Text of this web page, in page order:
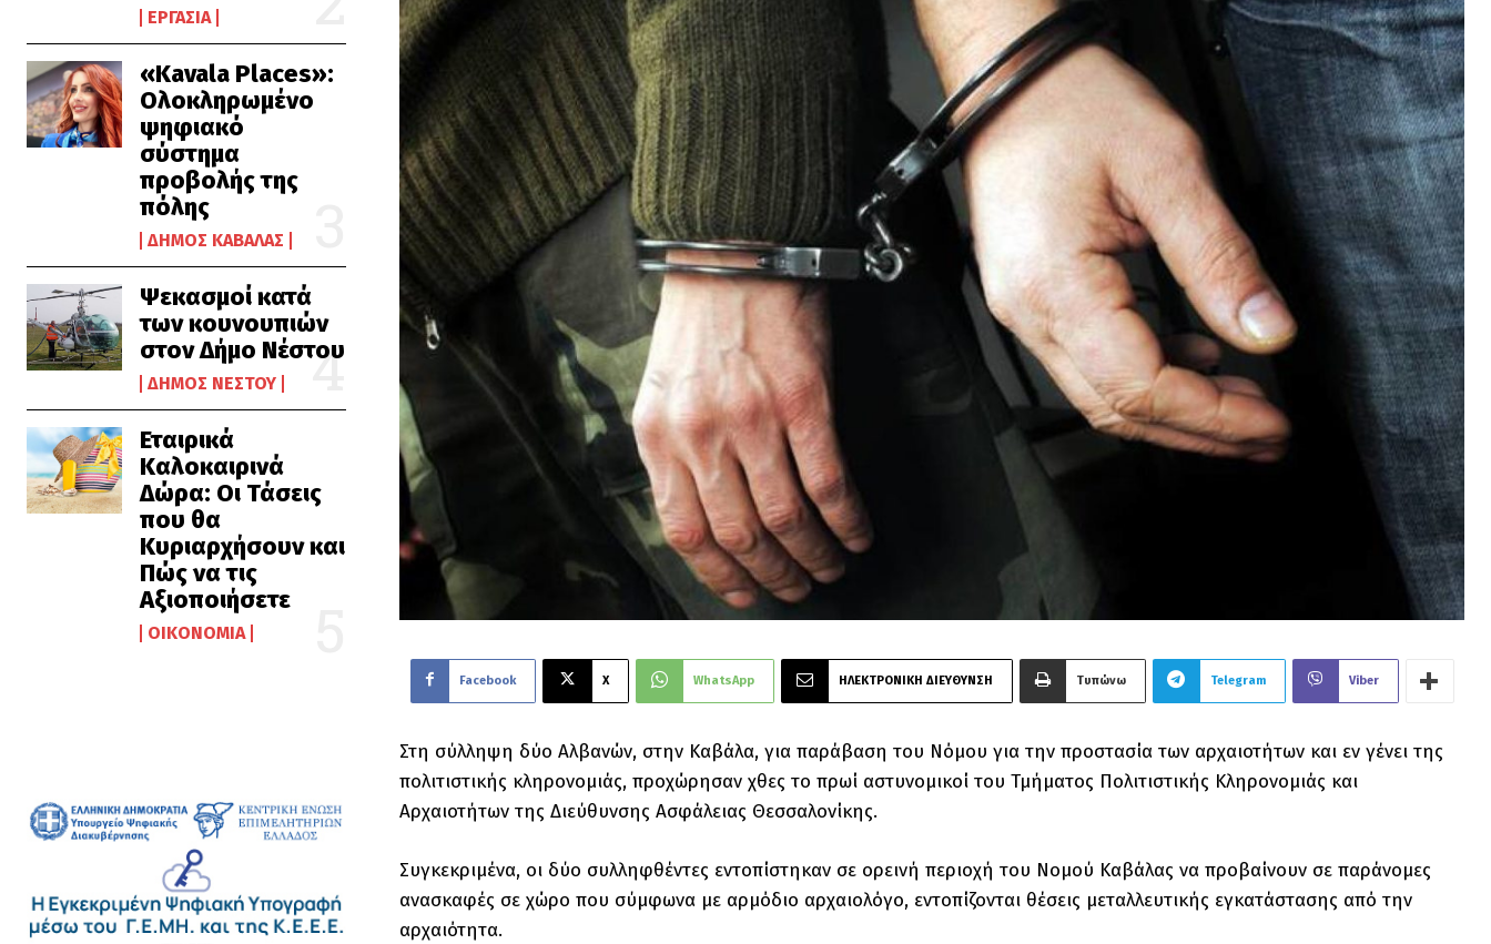
ΕΡΓΑΣΊΑ
«Kavala Places»:
Ολοκληρωμένο
ψηφιακό
σύστημα
προβολής της
πόλης
ΔΉΜΟΣ ΚΑΒΆΛΑΣ
Ψεκασμοί κατά
των κουνουπιών
στον Δήμο Νέστου
ΔΉΜΟΣ ΝΈΣΤΟΥ
Εταιρικά
Καλοκαιρινά
Δώρα: Οι Τάσεις
που θα
Κυριαρχήσουν και
Πώς να τις
Αξιοποιήσετε
ΟΙΚΟΝΟΜΊΑ
Facebook X WhatsApp ΗΛΕΚΤΡΟΝΙΚΗ ΔΙΕΥΘΥΝΣΗ Τυπώνω Telegram Viber
Στη σύλληψη δύο Αλβανών, στην Καβάλα, για παράβαση του Νόμου για την προστασία των αρχαιοτήτων και εν γένει της
πολιτιστικής κληρονομιάς, προχώρησαν χθες το πρωί αστυνομικοί του Τμήματος Πολιτιστικής Κληρονομιάς και
Αρχαιοτήτων της Διεύθυνσης Ασφάλειας Θεσσαλονίκης.
Συγκεκριμένα, οι δύο συλληφθέντες εντοπίστηκαν σε ορεινή περιοχή του Νομού Καβάλας να προβαίνουν σε παράνομες
ανασκαφές σε χώρο που σύμφωνα με αρμόδιο αρχαιολόγο, εντοπίζονται θέσεις μεταλλευτικής εγκατάστασης από την
αρχαιότητα.